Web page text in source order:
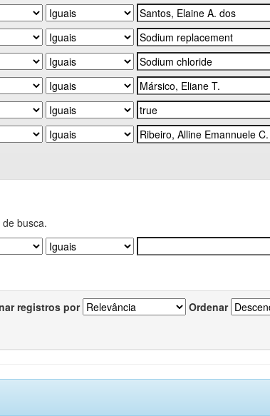
busca.
registros por Ordenar